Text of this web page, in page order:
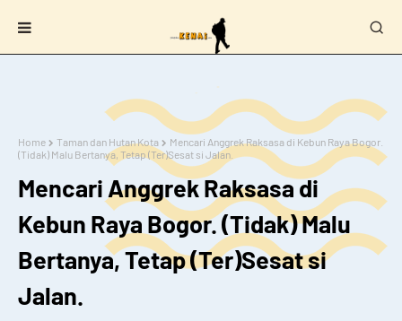
Home Taman dan Hutan Kota
Mencari Anggrek Raksasa di Kebun Raya Bogor.
(Tidak) Malu Bertanya, Tetap (Ter)Sesat si Jalan.
Mencari Anggrek Raksasa di
Kebun Raya Bogor. (Tidak) Malu
Bertanya, Tetap (Ter)Sesat si
Jalan.